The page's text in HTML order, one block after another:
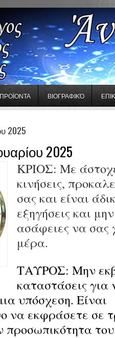
ΒΙΟΓΡΑΦΙΚΌ
2025
2025
ΚΡΙΟΣ: Με
κινήσεις,
σας και είναι
εξηγήσεις και
ασάφειες να σας
μέρα.
ΤΑΥΡΟΣ: Μην
καταστάσεις
υπόσχεση. Είναι
να εκφράσετε σε
προσωπικότητα